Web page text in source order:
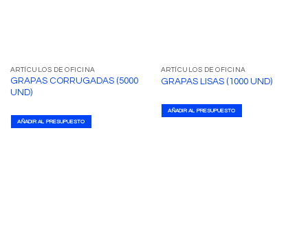
ARTÍCULOS DE OFICINA
GRAPAS CORRUGADAS (5000
UND)
AÑADIR AL PRESUPUESTO
ARTÍCULOS DE OFICINA
GRAPAS LISAS (1000 UND)
AÑADIR AL PRESUPUESTO